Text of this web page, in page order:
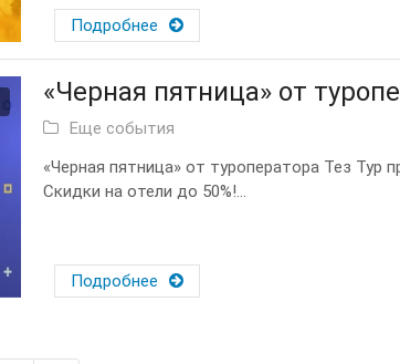
Подробнее
«Черная пятница» от
Еще события
«Черная пятница» от туроператора Тез Тур
Скидки на отели до 50%!...
Подробнее